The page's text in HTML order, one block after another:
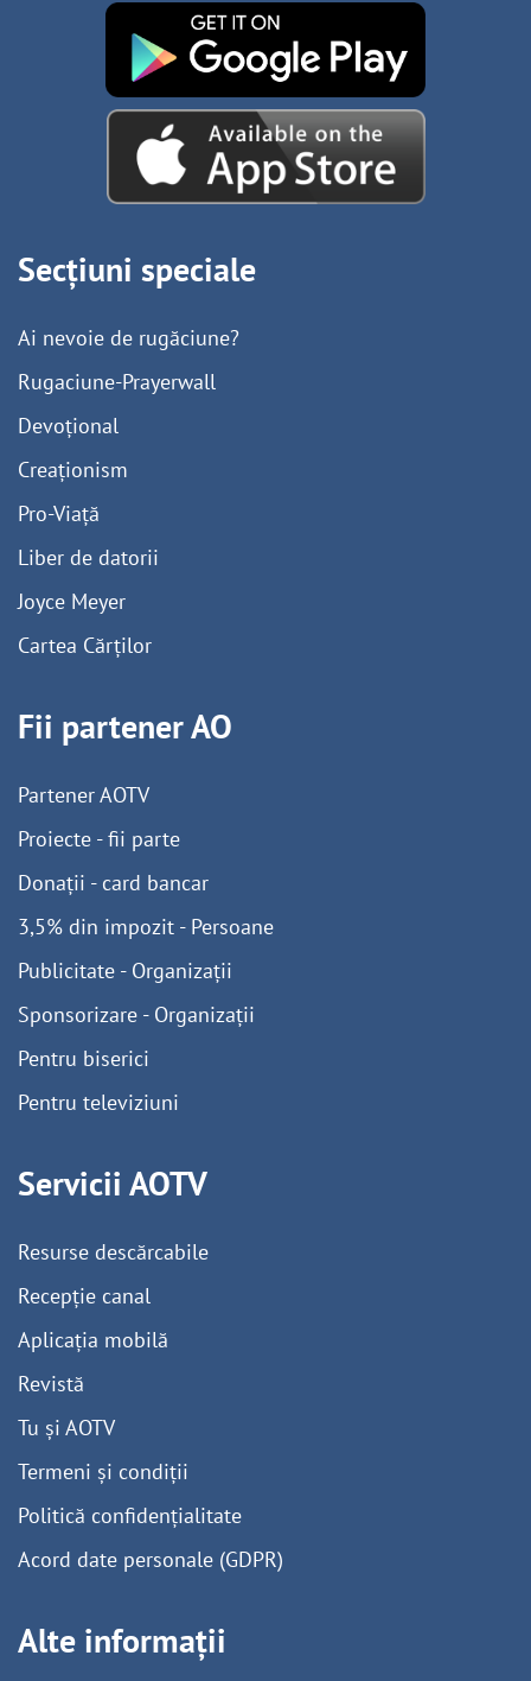
Secțiuni speciale
Ai nevoie de rugăciune?
Rugaciune-Prayerwall
Devoțional
Creaționism
Pro-Viață
Liber de datorii
Joyce Meyer
Cartea Cărților
Fii partener AO
Partener AOTV
Proiecte - fii parte
Donații - card bancar
3,5% din impozit - Persoane
Publicitate - Organizații
Sponsorizare - Organizații
Pentru biserici
Pentru televiziuni
Servicii AOTV
Resurse descărcabile
Recepție canal
Aplicația mobilă
Revistă
Tu și AOTV
Termeni și condiții
Politică confidențialitate
Acord date personale (GDPR)
Alte informații